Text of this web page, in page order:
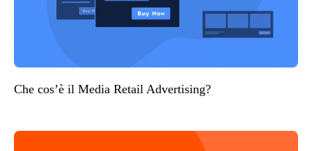
Che cos’è il Media Retail Advertising?